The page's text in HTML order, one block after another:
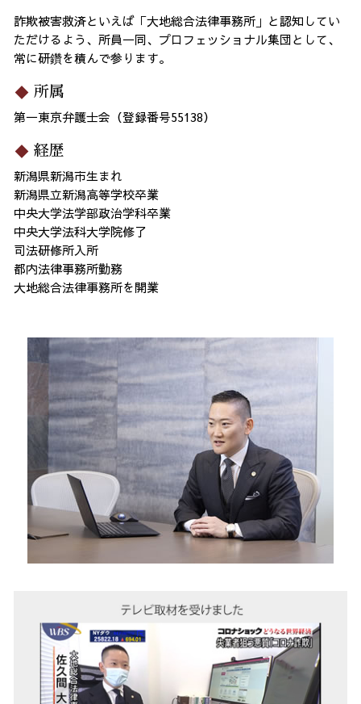
詐欺被害救済といえば「大地総合法律事務所」と認知してい
ただけるよう、所員一同、プロフェッショナル集団として、
常に研鑽を積んで参ります。
所属
第一東京弁護士会（登録番号55138）
経歴
新潟県新潟市生まれ
新潟県立新潟高等学校卒業
中央大学法学部政治学科卒業
中央大学法科大学院修了
司法研修所入所
都内法律事務所勤務
大地総合法律事務所を開業